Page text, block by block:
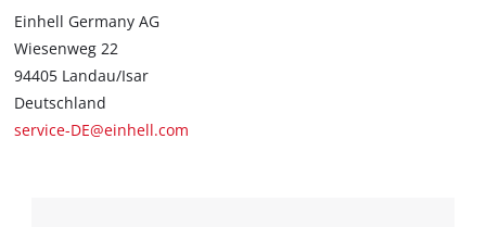
Einhell Germany AG
Wiesenweg 22
94405 Landau/Isar
Deutschland
service-DE@einhell.com